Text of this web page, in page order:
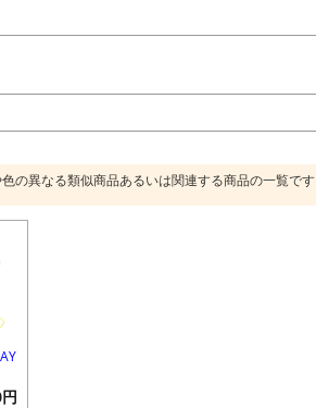
の異なる類似商品あるいは関連する商品の一覧です